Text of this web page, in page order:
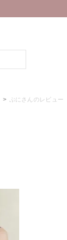
ぶにさんのレビュー